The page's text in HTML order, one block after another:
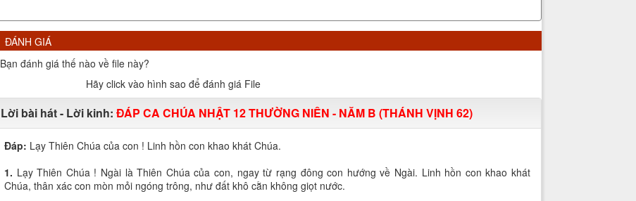
ĐÁNH GIÁ
Bạn đánh giá thế nào về file này?
Hãy click vào hình sao để đánh giá File
Lời bài hát - Lời kinh: ĐÁP CA CHÚA NHẬT 12 THƯỜNG NIÊN - NĂM B (THÁNH VỊNH 62)
Đáp: Lạy Thiên Chúa của con ! Linh hồn con khao khát Chúa.
1. Lạy Thiên Chúa ! Ngài là Thiên Chúa của con, ngay từ rạng đông con hướng về Ngài. Linh hồn con khao khát
Chúa, thân xác con mòn mỏi ngóng trông, như đất khô cằn không giọt nước.